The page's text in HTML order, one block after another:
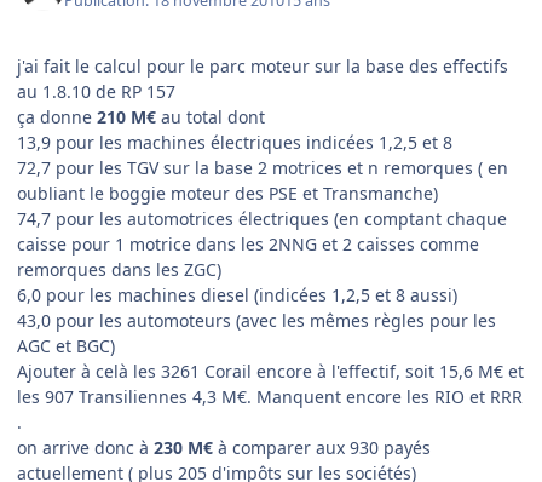
j'ai fait le calcul pour le parc moteur sur la base des effectifs
au 1.8.10 de RP 157
ça donne 210 M€ au total dont
13,9 pour les machines électriques indicées 1,2,5 et 8
72,7 pour les TGV sur la base 2 motrices et n remorques ( en
oubliant le boggie moteur des PSE et Transmanche)
74,7 pour les automotrices électriques (en comptant chaque
caisse pour 1 motrice dans les 2NNG et 2 caisses comme
remorques dans les ZGC)
6,0 pour les machines diesel (indicées 1,2,5 et 8 aussi)
43,0 pour les automoteurs (avec les mêmes règles pour les
AGC et BGC)
Ajouter à celà les 3261 Corail encore à l'effectif, soit 15,6 M€ et
les 907 Transiliennes 4,3 M€. Manquent encore les RIO et RRR
.
on arrive donc à 230 M€ à comparer aux 930 payés
actuellement ( plus 205 d'impôts sur les sociétés)